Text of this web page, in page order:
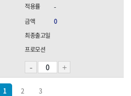
-
0
1 2 3